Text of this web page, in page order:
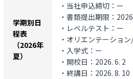
学期別日
程表
（2026年
夏）
・当社申込締切：ー
・書類提出期限：
・レベルテスト：ー
・オリエンテーショ
・入学式：ー
・開校日：2026. 6. 2
・終講日：2026. 8. 10